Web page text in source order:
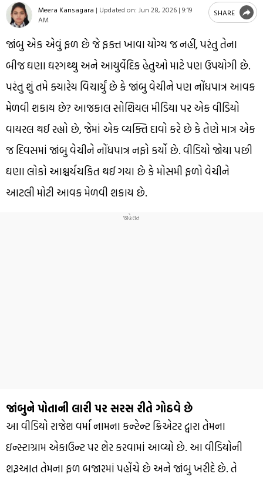
Meera Kansagara | Updated on: Jun 28, 2026 | 9:19
AM
SHARE
જાંબુ એક એવું ફળ છે જે ફક્ત ખાવા યોગ્ય જ નહીં, પરંતુ તેના
બીજ ઘણા ઘરગથ્થુ અને આયુર્વેદિક હેતુઓ માટે પણ ઉપયોગી છે.
પરંતુ શું તમે ક્યારેય વિચાર્યું છે કે જાંબુ વેચીને પણ નોંધપાત્ર આવક
મેળવી શકાય છે? આજકાલ સોશિયલ મીડિયા પર એક વીડિયો
વાયરલ થઈ રહ્યો છે, જેમાં એક વ્યક્તિ દાવો કરે છે કે તેણે માત્ર એક
જ દિવસમાં જાંબુ વેચીને નોંધપાત્ર નફો કર્યો છે. વીડિયો જોયા પછી
ઘણા લોકો આશ્ચર્યચકિત થઈ ગયા છે કે મોસમી ફળો વેચીને
આટલી મોટી આવક મેળવી શકાય છે.
જાંબુને પોતાની લારી પર સરસ રીતે ગોઠવે છે
આ વીડિયો રાજેશ વર્મા નામના કન્ટેન્ટ ક્રિએટર દ્વારા તેમના
ઇન્સ્ટાગ્રામ એકાઉન્ટ પર શેર કરવામાં આવ્યો છે. આ વીડિયોની
શરૂઆત તેમના ફળ બજારમાં પહોંચે છે અને જાંબુ ખરીદે છે. તે